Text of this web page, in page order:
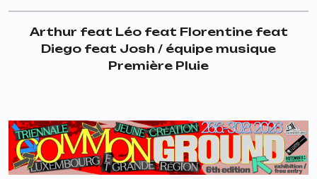
Arthur feat Léo feat Florentine feat
Diego feat Josh / équipe musique
Première Pluie